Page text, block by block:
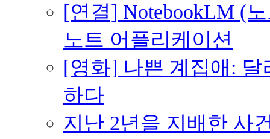
[연결] NotebookLM (
노트 어플리케이션
[영화] 나쁜 계집애:
하다
지난 2년을 지배한 사